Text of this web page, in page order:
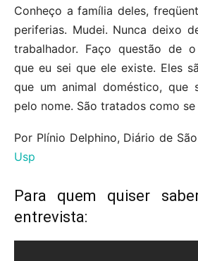
Conheço a família deles,
periferias. Mudei. Nunca deixo
trabalhador. Faço questão de
que eu sei que ele existe. Eles
que um animal doméstico, que
pelo nome. São tratados como
Por Plínio Delphino, Diário de
Usp
Para quem quiser
entrevista: